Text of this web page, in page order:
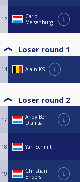
12
Carlo
Meisenburg
L
Loser round 1
14 Alain KS L
Loser round 2
17
Andy Ben
Djamaa
L
18 Yan Schmit
19
Christian
Enders
L